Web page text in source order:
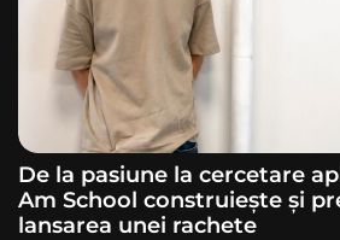
De la pasiune la cercetare
Am School construiește și
lansarea unei rachete